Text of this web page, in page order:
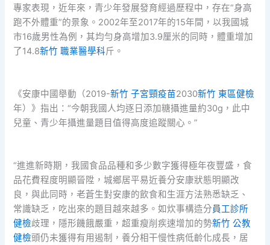
專家表現，近年來，青少年發展發育經過歷程中，存在“身高
跑不外體重”的景象。2002年至2017年的15年間，以我國城
市16歲男性為例，其均勻身高增加3.9厘米的同時，體重增加
了14.8新竹 職業醫學科斤。
《安康中國舉動（2019-新竹 子宮頸疫苗2030新竹 東區健檢
年）》指出：“今朝我國人均逐日添加糖攝進量約30g，此中
兒童、青少年攝進量題目值得高度追蹤關心。”
“進進新時期，我國食品品種和多少數字獲得極年夜豐盛，食
品花費程度明顯晉陞，城鄉居平易近養分安康狀態明顯改
良，與此同時，老蒼生對安康的飲食和生涯方法熟悉缺乏、
常識缺乏，吃出來的題目越來越多。如炊事構造分員工診所
健檢歧理，隱形饑餓嚴重，超重瘦削疾速增加的勢新竹 公教
健檢頭仍未獲得有用遏制，養分相干慢性病低齡化成長，居